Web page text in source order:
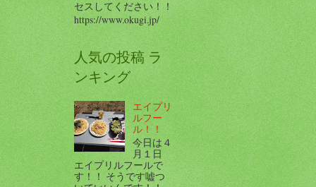
セスしてください！！
https://www.okugi.jp/
人気の投稿 ラ
ンキング
エイプリ
ルフー
ル！！
今日は４
月１日
エイプリルフールで
す！！ そうです嘘つ